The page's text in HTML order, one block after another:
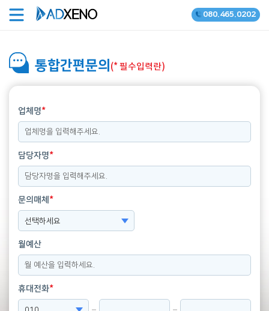
온라인광고 공식대행사 080.465.0202
통합간편문의 (* 필수입력란)
업체명*
담당자명*
문의매체*
월예산
휴대전화*